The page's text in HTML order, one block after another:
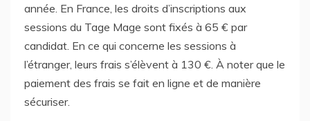
année. En France, les droits d’inscriptions aux
sessions du Tage Mage sont fixés à 65 € par
candidat. En ce qui concerne les sessions à
l’étranger, leurs frais s’élèvent à 130 €. À noter que le
paiement des frais se fait en ligne et de manière
sécuriser.